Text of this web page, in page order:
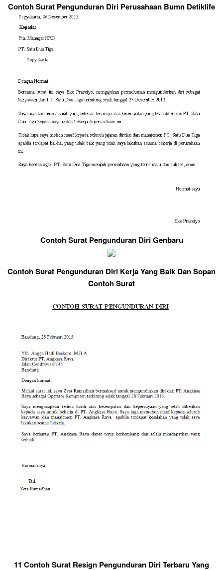
Contoh Surat Pengunduran Diri Perusahaan Bumn Detiklife
Contoh Surat Pengunduran Diri Genbaru
Contoh Surat Pengunduran Diri Kerja Yang Baik Dan Sopan
Contoh Surat
11 Contoh Surat Resign Pengunduran Diri Terbaru Yang